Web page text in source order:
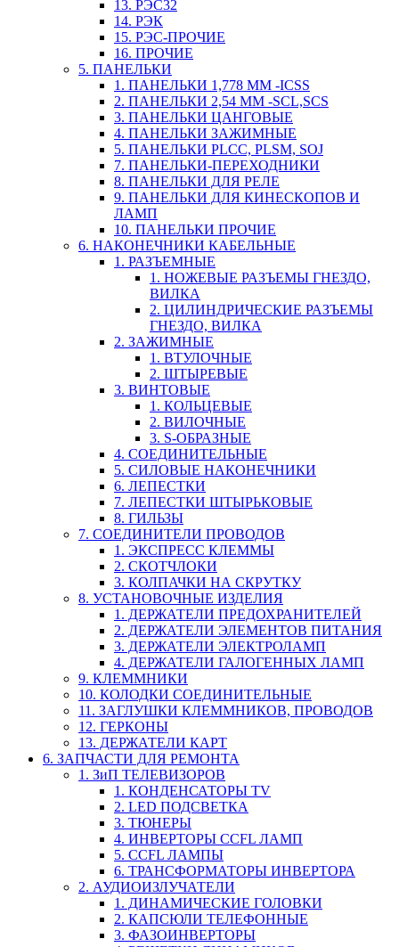
13. РЭС32
14. РЭК
15. РЭС-ПРОЧИЕ
16. ПРОЧИЕ
5. ПАНЕЛЬКИ
1. ПАНЕЛЬКИ 1,778 ММ -ICSS
2. ПАНЕЛЬКИ 2,54 ММ -SCL,SCS
3. ПАНЕЛЬКИ ЦАНГОВЫЕ
4. ПАНЕЛЬКИ ЗАЖИМНЫЕ
5. ПАНЕЛЬКИ PLCC, PLSM, SOJ
7. ПАНЕЛЬКИ-ПЕРЕХОДНИКИ
8. ПАНЕЛЬКИ ДЛЯ РЕЛЕ
9. ПАНЕЛЬКИ ДЛЯ КИНЕСКОПОВ И
ЛАМП
10. ПАНЕЛЬКИ ПРОЧИЕ
6. НАКОНЕЧНИКИ КАБЕЛЬНЫЕ
1. РАЗЪЕМНЫЕ
1. НОЖЕВЫЕ РАЗЪЕМЫ ГНЕЗДО,
ВИЛКА
2. ЦИЛИНДРИЧЕСКИЕ РАЗЪЕМЫ
ГНЕЗДО, ВИЛКА
2. ЗАЖИМНЫЕ
1. ВТУЛОЧНЫЕ
2. ШТЫРЕВЫЕ
3. ВИНТОВЫЕ
1. КОЛЬЦЕВЫЕ
2. ВИЛОЧНЫЕ
3. S-ОБРАЗНЫЕ
4. СОЕДИНИТЕЛЬНЫЕ
5. СИЛОВЫЕ НАКОНЕЧНИКИ
6. ЛЕПЕСТКИ
7. ЛЕПЕСТКИ ШТЫРЬКОВЫЕ
8. ГИЛЬЗЫ
7. СОЕДИНИТЕЛИ ПРОВОДОВ
1. ЭКСПРЕСС КЛЕММЫ
2. СКОТЧЛОКИ
3. КОЛПАЧКИ НА СКРУТКУ
8. УСТАНОВОЧНЫЕ ИЗДЕЛИЯ
1. ДЕРЖАТЕЛИ ПРЕДОХРАНИТЕЛЕЙ
2. ДЕРЖАТЕЛИ ЭЛЕМЕНТОВ ПИТАНИЯ
3. ДЕРЖАТЕЛИ ЭЛЕКТРОЛАМП
4. ДЕРЖАТЕЛИ ГАЛОГЕННЫХ ЛАМП
9. КЛЕММНИКИ
10. КОЛОДКИ СОЕДИНИТЕЛЬНЫЕ
11. ЗАГЛУШКИ КЛЕММНИКОВ, ПРОВОДОВ
12. ГЕРКОНЫ
13. ДЕРЖАТЕЛИ КАРТ
6. ЗАПЧАСТИ ДЛЯ РЕМОНТА
1. ЗиП ТЕЛЕВИЗОРОВ
1. КОНДЕНСАТОРЫ TV
2. LED ПОДСВЕТКА
3. ТЮНЕРЫ
4. ИНВЕРТОРЫ CCFL ЛАМП
5. CCFL ЛАМПЫ
6. ТРАНСФОРМАТОРЫ ИНВЕРТОРА
2. АУДИОИЗЛУЧАТЕЛИ
1. ДИНАМИЧЕСКИЕ ГОЛОВКИ
2. КАПСЮЛИ ТЕЛЕФОННЫЕ
3. ФАЗОИНВЕРТОРЫ